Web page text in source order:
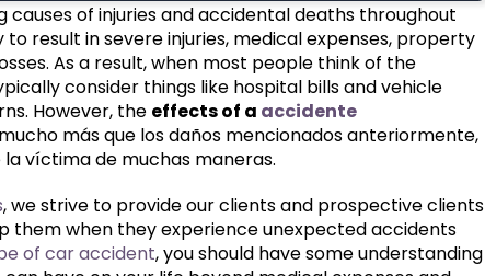
of injuries and accidental deaths throughout
result in severe injuries, medical expenses, property
As a result, when most people think of the
consider things like hospital bills and vehicle
However, the effects of a accidente
más que los daños mencionados anteriormente,
víctima de muchas maneras.
, we strive to provide our clients and prospective clients
them when they experience unexpected accidents
of car accident, you should have some understanding